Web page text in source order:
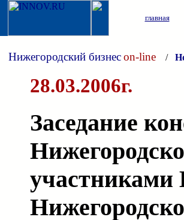
главная
Нижегородский бизнесon-line /
28.03.2006г.
Заседание
участниками